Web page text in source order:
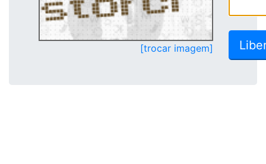
[trocar imagem]